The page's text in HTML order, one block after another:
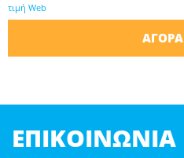
τιμή Web
ΑΓΟΡΆ
ΕΠΙΚΟΙΝΩΝΊΑ